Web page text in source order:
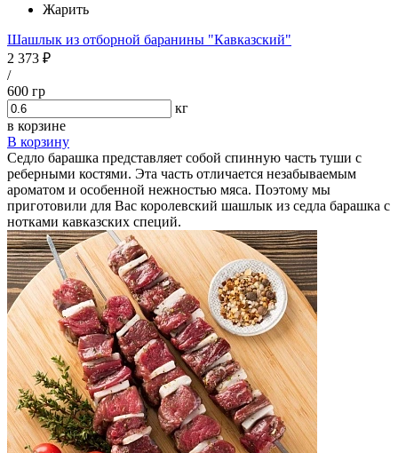
Жарить
Шашлык из отборной баранины "Кавказский"
2 373 ₽
/
600 гр
кг
в корзине
В корзину
Седло барашка представляет собой спинную часть туши с
реберными костями. Эта часть отличается незабываемым
ароматом и особенной нежностью мяса. Поэтому мы
приготовили для Вас королевский шашлык из седла барашка с
нотками кавказских специй.